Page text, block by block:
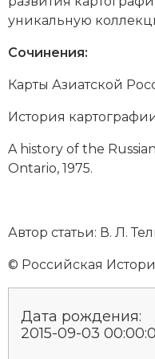
Образование
Общественные
Россия
уникальную
Сочинения:
Карты Азиатской
История
A history of the
Ontario, 1975.
Автор статьи: В. Л.
© Российская
Дата рождения:
2015-09-03